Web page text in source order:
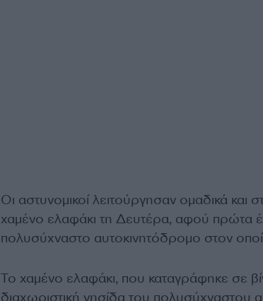
Οι αστυνομικοί λειτούργησαν ομαδικά και
χαμένο ελαφάκι τη Δευτέρα, αφού πρώτα
πολυσύχναστο αυτοκινητόδρομο στον
Το χαμένο ελαφάκι, που καταγράφηκε σε
διαχωριστική νησίδα του πολυσύχναστου